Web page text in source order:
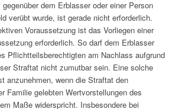
dem Erblasser oder einer Person
verübt wurde, ist gerade nicht erforderlich.
Voraussetzung ist das Vorliegen einer
erforderlich. So darf dem Erblasser
Pflichtteilsberechtigten am Nachlass aufgrund
Straftat nicht zumutbar sein. Eine solche
anzunehmen, wenn die Straftat den
Familie gelebten Wertvorstellungen des
Maße widerspricht. Insbesondere bei